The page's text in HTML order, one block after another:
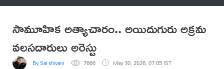
సామూహిక అత్యాచారం.. అయిదుగురు అక్ర‌మ
వ‌ల‌స‌దారులు అరెస్టు
By Sai shivani 7666 May 30, 2026, 07:05 IST